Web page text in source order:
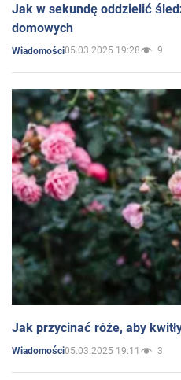
Jak w sekundę oddzielić
domowych
Wiadomości05.03.2025 19:28 9
Jak przycinać róże, aby
Wiadomości05.03.2025 19:11 3